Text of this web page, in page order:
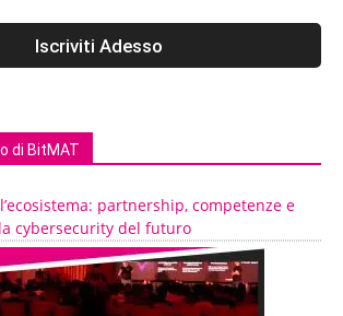
di BitMAT
partnership, competenze e
cybersecurity del futuro